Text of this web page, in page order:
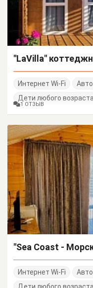
"LaVilla"
Интернет Wi-Fi
Дети любого возраста
1 ОТЗЫВ
Интернет Wi-Fi